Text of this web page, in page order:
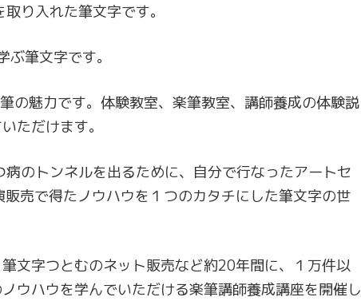
り入れた筆文字です。
筆文字です。
の魅力です。体験教室、楽筆教室、講師養成の体験説
ただけます。
のトンネルを出るために、自分で行なったアートセ
売で得たノウハウを１つのカタチにした筆文字の世
文字つとむのネット販売など約20年間に、１万件以
ウハウを学んでいただける楽筆講師養成講座を開催し